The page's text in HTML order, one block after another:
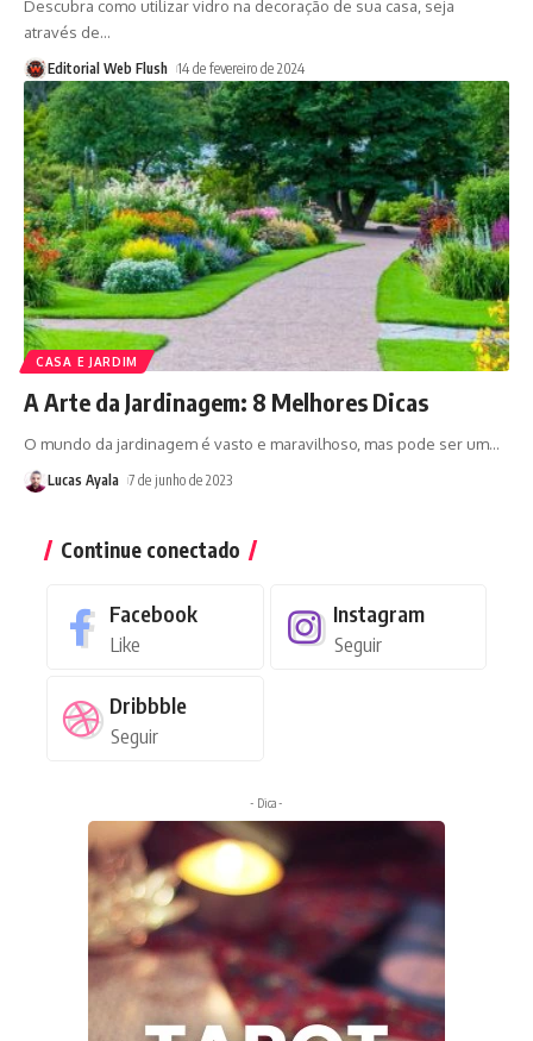
Descubra como utilizar vidro na decoração de sua casa, seja
através de…
Editorial Web Flush 14 de fevereiro de 2024
CASA E JARDIM
A Arte da Jardinagem: 8 Melhores Dicas
O mundo da jardinagem é vasto e maravilhoso, mas pode ser um…
Lucas Ayala 7 de junho de 2023
Continue conectado
Facebook
Like
Instagram
Seguir
Dribbble
Seguir
- Dica -